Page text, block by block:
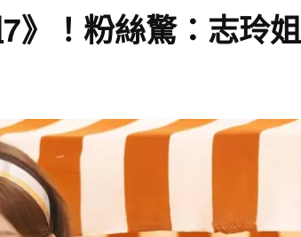
！粉絲驚：志玲